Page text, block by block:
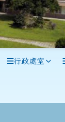
行政處室